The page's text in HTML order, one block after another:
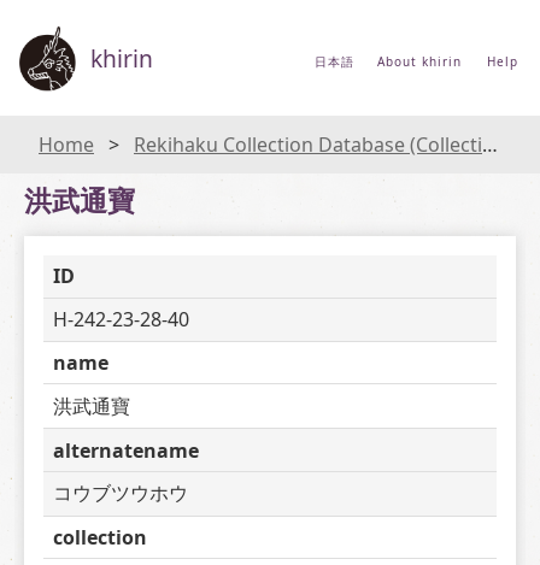
khirin 日本語 About khirin Help
Home Rekihaku Collection Database (Collections Database of the National Museum of Japanese History)
洪武通寶
ID
H-242-23-28-40
name
洪武通寶
alternatename
コウブツウホウ
collection